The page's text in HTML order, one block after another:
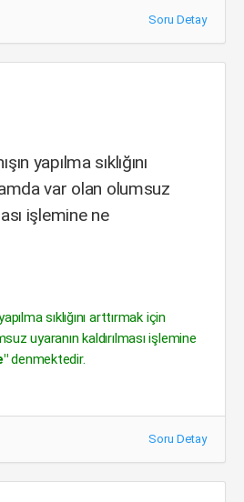
Soru Detay
yapılma sıklığını
var olan olumsuz
işlemine ne
sıklığını arttırmak için
uyaranın kaldırılması işlemine
denmektedir.
Soru Detay